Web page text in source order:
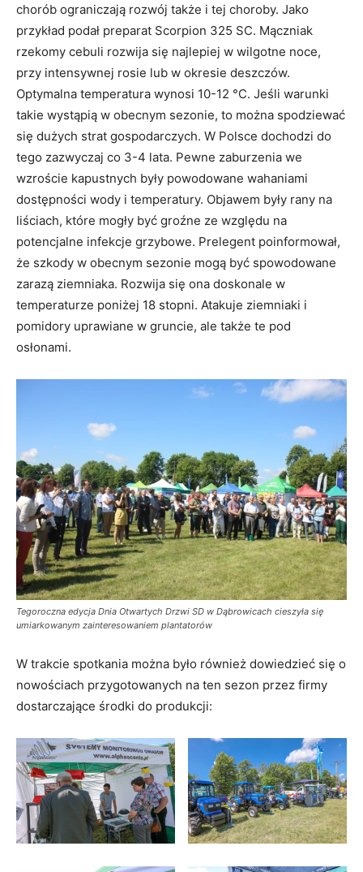
chorób ograniczają rozwój także i tej choroby. Jako
przykład podał preparat Scorpion 325 SC. Mączniak
rzekomy cebuli rozwija się najlepiej w wilgotne noce,
przy intensywnej rosie lub w okresie deszczów.
Optymalna temperatura wynosi 10-12 °C. Jeśli warunki
takie wystąpią w obecnym sezonie, to można spodziewać
się dużych strat gospodarczych. W Polsce dochodzi do
tego zazwyczaj co 3-4 lata. Pewne zaburzenia we
wzroście kapustnych były powodowane wahaniami
dostępności wody i temperatury. Objawem były rany na
liściach, które mogły być groźne ze względu na
potencjalne infekcje grzybowe. Prelegent poinformował,
że szkody w obecnym sezonie mogą być spowodowane
zarazą ziemniaka. Rozwija się ona doskonale w
temperaturze poniżej 18 stopni. Atakuje ziemniaki i
pomidory uprawiane w gruncie, ale także te pod
osłonami.
Tegoroczna edycja Dnia Otwartych Drzwi SD w Dąbrowicach cieszyła się
umiarkowanym zainteresowaniem plantatorów
W trakcie spotkania można było również dowiedzieć się o
nowościach przygotowanych na ten sezon przez firmy
dostarczające środki do produkcji: